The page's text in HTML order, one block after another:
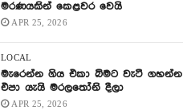
මරණයකින් කෙළවර වෙයි
APR 25, 2026
LOCAL
මැරෙන්න ගිය එකා බිමට වැටී ගහන්න
එපා යැයි මරලතෝනි දීලා
APR 25, 2026